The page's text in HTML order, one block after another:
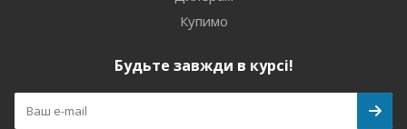
Купимо
Будьте завжди в курсі!